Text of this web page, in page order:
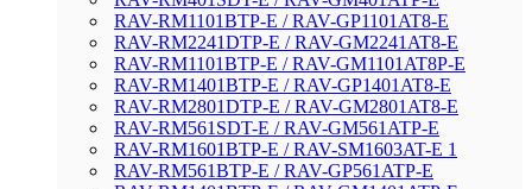
RAV-RM1101BTP-E / RAV-GP1101AT8-E
RAV-RM2241DTP-E / RAV-GM2241AT8-E
RAV-RM1101BTP-E / RAV-GM1101AT8P-E
RAV-RM1401BTP-E / RAV-GP1401AT8-E
RAV-RM2801DTP-E / RAV-GM2801AT8-E
RAV-RM561SDT-E / RAV-GM561ATP-E
RAV-RM1601BTP-E / RAV-SM1603AT-E 1
RAV-RM561BTP-E / RAV-GP561ATP-E